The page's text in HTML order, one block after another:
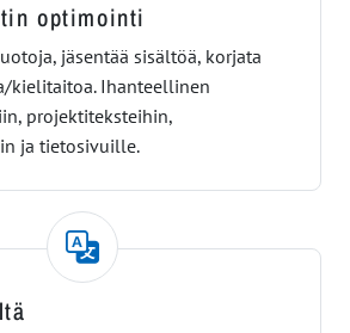
optimointi
jäsentää sisältöä, korjata
kielitaitoa. Ihanteellinen
projektiteksteihin,
ja tietosivuille.